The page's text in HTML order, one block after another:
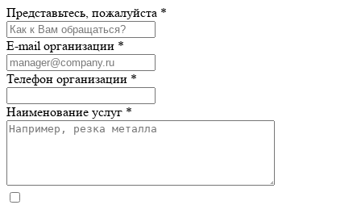
Представьтесь, пожалуйста *
E-mail организации *
Телефон организации *
Наименование услуг *